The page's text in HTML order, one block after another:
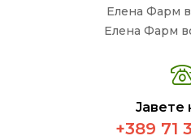
Елена Фарм
Елена Фарм
Јавете
+389 71